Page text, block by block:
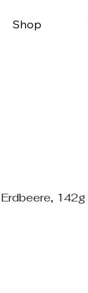
Shop
142g